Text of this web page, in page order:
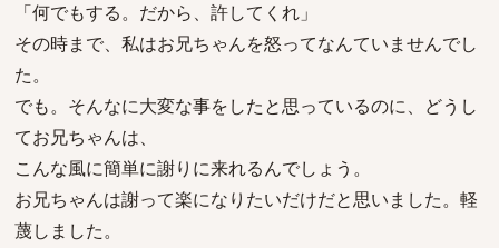
「何でもする。だから、許してくれ」
その時まで、私はお兄ちゃんを怒ってなんていませんでし
た。
でも。そんなに大変な事をしたと思っているのに、どうし
てお兄ちゃんは、
こんな風に簡単に謝りに来れるんでしょう。
お兄ちゃんは謝って楽になりたいだけだと思いました。軽
蔑しました。